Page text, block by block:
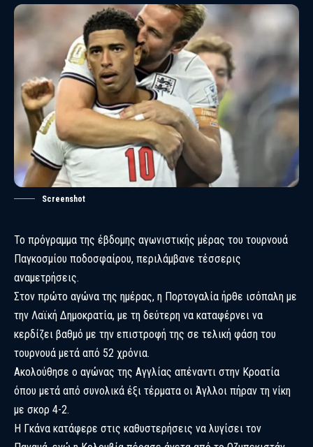
Screenshot
Το πρόγραμμα της έβδομης αγωνιστικής μέρας του τουρνουά
Παγκοσμίου ποδοσφαίρου, περιλάμβανε τέσσερις
αναμετρήσεις.
Στον πρώτο αγώνα της ημέρας, η Πορτογαλία ήρθε ισόπαλη με
την Λαϊκή Δημοκρατία, με τη δεύτερη να καταφέρνει να
κερδίζει βαθμό με την επιστροφή της σε τελική φάση του
τουρνουά μετά από 52 χρόνια.
Ακολούθησε ο αγώνας της Αγγλίας απέναντι στην Κροατία
όπου μετά από συνολικά έξι τέρματα οι Άγλλοι πήραν τη νίκη
με σκορ 4-2.
Η Γκάνα κατάφερε στις καθυστερήσεις να λυγίσει τον